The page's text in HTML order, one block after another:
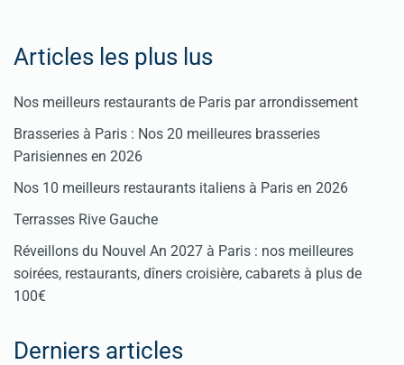
Articles les plus lus
Nos meilleurs restaurants de Paris par arrondissement
Brasseries à Paris : Nos 20 meilleures brasseries
Parisiennes en 2026
Nos 10 meilleurs restaurants italiens à Paris en 2026
Terrasses Rive Gauche
Réveillons du Nouvel An 2027 à Paris : nos meilleures
soirées, restaurants, dîners croisière, cabarets à plus de
100€
Derniers articles